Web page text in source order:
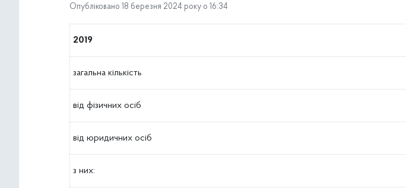
Опубліковано 18 березня 2024 року о 16:34
2019
загальна кількість
від фізичних осіб
від юридичних осіб
з них: